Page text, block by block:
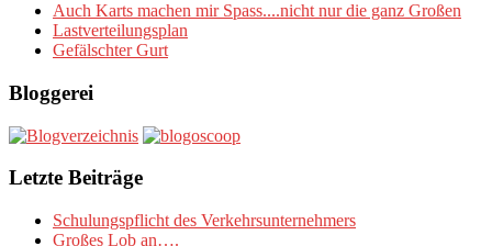
Auch Karts machen mir Spass....nicht nur die ganz Großen
Lastverteilungsplan
Gefälschter Gurt
Bloggerei
Letzte Beiträge
Schulungspflicht des Verkehrsunternehmers
Großes Lob an….